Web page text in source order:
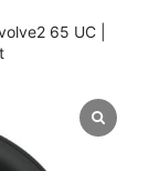
65 UC |